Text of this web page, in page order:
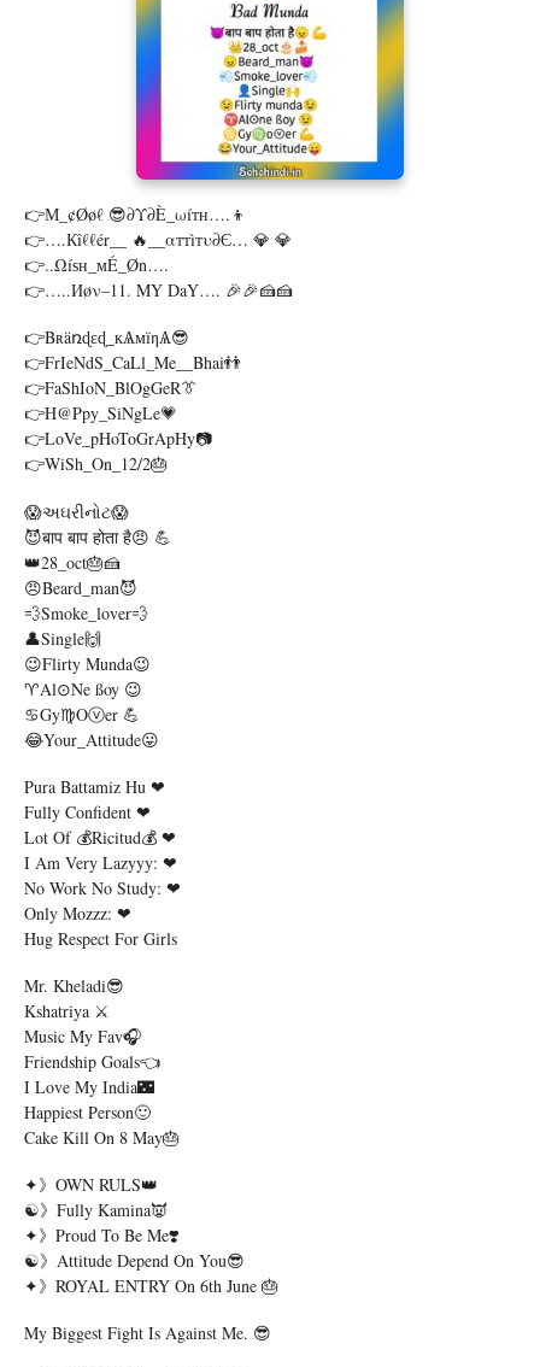
👉м_¢Øøℓ 😎∂υ∂È_ωíтн….👦
👉….кîℓℓér__ 🔥__αттìтυ∂є… 💎 💎
👉..ωíѕн_мÉ_Øn….
👉…..иøν–11. MY DaY…. 🎉🎉🍰🍰
👉​Bʀäռɖɛɖ_кѦмїηѦ😎
👉FrIeNdS_CaLl_Me__Bhai👬
👉FaShIoN_BlOgGeR👔
👉H@ppy_SiNgLe💗
👉LoVe_pHoToGrApHy📷
👉WiSh_On_12/2🎂
😱અઘરીનોટ😱
😈बाप बाप होता है😠 💪
👑28_oct🎂🍰
😠Beard_man😈
💨Smoke_lover💨
👤Single🙌
😉Flirty Munda😉
♈Al⊙ne SSoy 😉
♋Gy♍oⓥer 💪
😂Your_Attitude😛
Pura Battamiz Hu ❤
Fully Confident ❤
Lot Of 💰Ricitud💰 ❤
I Am Very Lazyyy: ❤
No Work No Study: ❤
Only Mozzz: ❤
Hug Respect For Girls
Mr. Kheladi😎
Kshatriya ⚔️
Music My Fav🎧
Friendship Goals👈
I Love My India🌃
Happiest Person🙂
Cake Kill On 8 May🎂
✦》OWN RULS👑
☯》Fully Kamina👿
✦》Proud To Be Me❣️
☯》Attitude Depend On You😎
✦》ROYAL ENTRY On 6th June 🎂
My Biggest Fight Is Against Me. 😎